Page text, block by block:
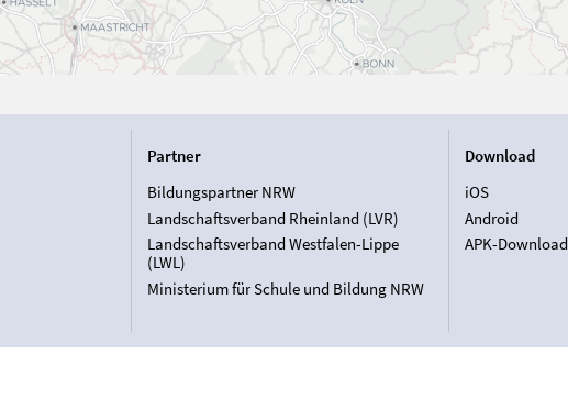
Partner
Bildungspartner NRW
Landschaftsverband Rheinland (LVR)
Landschaftsverband Westfalen-Lippe
(LWL)
Ministerium für Schule und Bildung NRW
Download
iOS
Android
APK-Download